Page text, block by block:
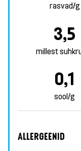
rasvad/g
3,5
millest
0,1
sool/g
ALLERGEENID